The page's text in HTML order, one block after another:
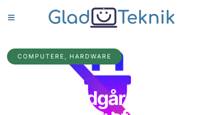
COMPUTERE , HARDWARE
Sådan undgår du